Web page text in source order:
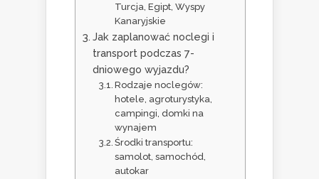
Turcja, Egipt, Wyspy
Kanaryjskie
Jak zaplanować noclegi i
transport podczas 7-
dniowego wyjazdu?
Rodzaje noclegów:
hotele, agroturystyka,
campingi, domki na
wynajem
Środki transportu:
samolot, samochód,
autokar